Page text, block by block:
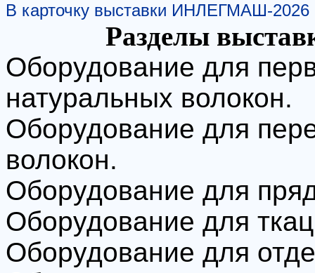
В карточку выставки ИНЛЕГМАШ-2026
Разделы
Оборудование для
натуральных волокон.
Оборудование для
волокон.
Оборудование для
Оборудование для
Оборудование для